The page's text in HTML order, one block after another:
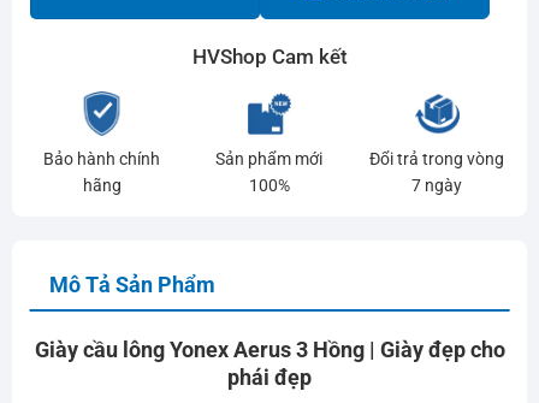
HVShop Cam kết
Bảo hành chính
hãng
Sản phẩm mới
100%
Đổi trả trong vòng
7 ngày
Mô Tả Sản Phẩm
Giày cầu lông Yonex Aerus 3 Hồng | Giày đẹp cho
phái đẹp